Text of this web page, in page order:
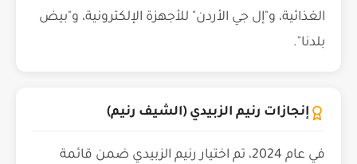
الغذائية، و"إل جي الأردن" للأجهزة الإلكترونية، و"بيض
بلدنا".
إنجازات رنيم الزبيدي (الشيف رنيم)
في عام 2024، تم اختيار رنيم الزبيدي ضمن قائمة